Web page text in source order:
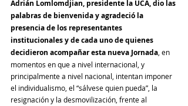
Adrián Lomlomdjian, presidente la UCA, dio las
palabras de bienvenida y agradeció la
presencia de los representantes
institucionales y de cada uno de quienes
decidieron acompañar esta nueva Jornada , en
momentos en que a nivel internacional, y
principalmente a nivel nacional, intentan imponer
el individualismo, el “sálvese quien pueda”, la
resignación y la desmovilización, frente al